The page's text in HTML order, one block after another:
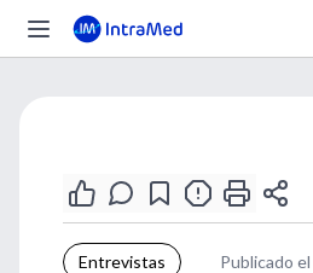
Entrevistas
Publicado